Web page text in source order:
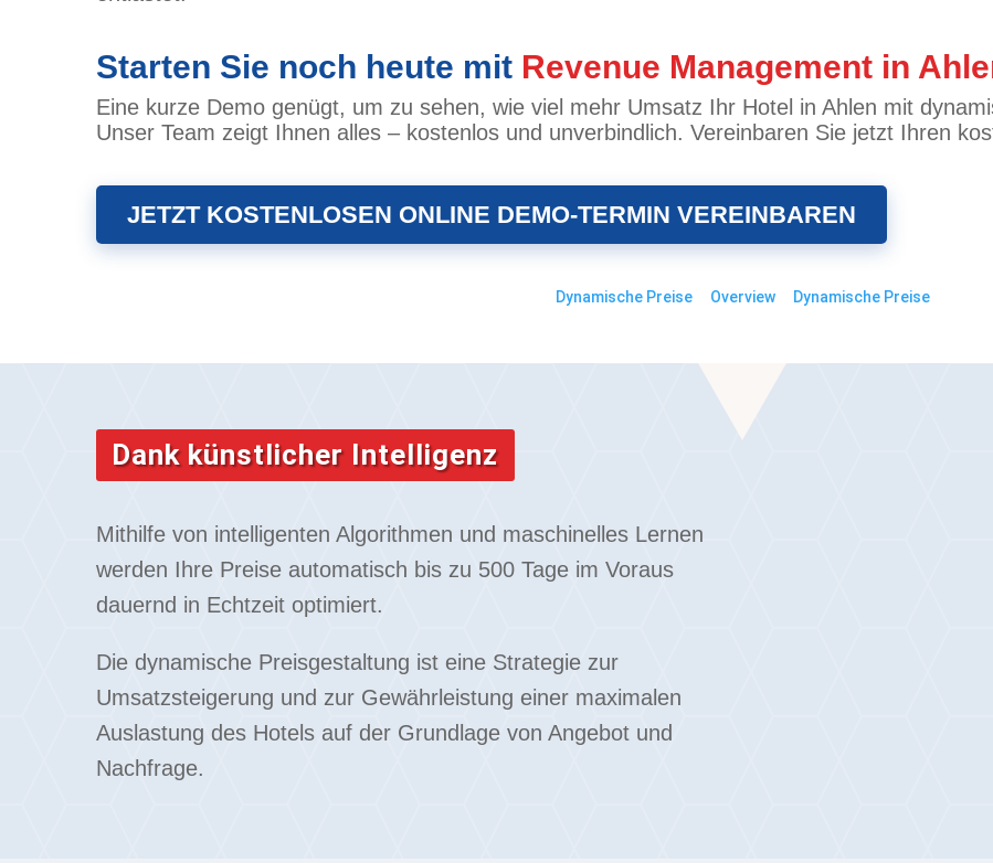
Starten Sie noch heute mit Revenue Management in
Eine kurze Demo genügt, um zu sehen, wie viel mehr Umsatz Ihr Hotel in Ahlen mit
Unser Team zeigt Ihnen alles – kostenlos und unverbindlich. Vereinbaren Sie jetzt Ihren
JETZT KOSTENLOSEN ONLINE DEMO-TERMIN VEREINBAREN
Dynamische Preise Overview Dynamische Preise
Dank künstlicher Intelligenz
Mithilfe von intelligenten Algorithmen und maschinelles Lernen
werden Ihre Preise automatisch bis zu 500 Tage im Voraus
dauernd in Echtzeit optimiert.
Die dynamische Preisgestaltung ist eine Strategie zur
Umsatzsteigerung und zur Gewährleistung einer maximalen
Auslastung des Hotels auf der Grundlage von Angebot und
Nachfrage.